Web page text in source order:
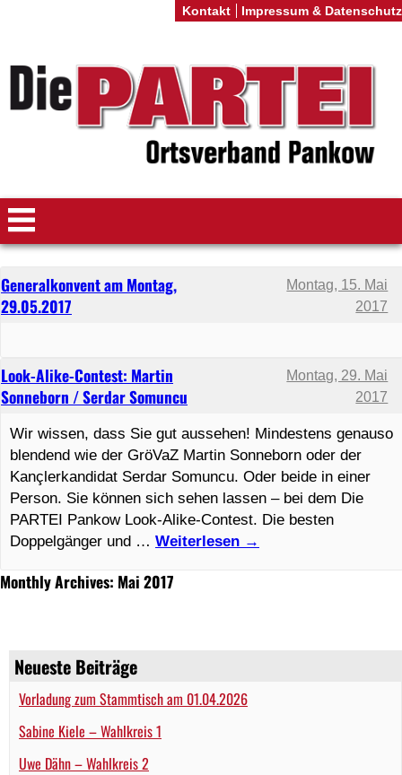
Neueste Beiträge
Vorladung zum Stammtisch am 01.04.2026
Sabine Kiele – Wahlkreis 1
Uwe Dähn – Wahlkreis 2
Monthly Archives: Mai 2017
Look-Alike-Contest: Martin
Sonneborn / Serdar Somuncu
Montag, 29. Mai
2017
Wir wissen, dass Sie gut aussehen! Mindestens genauso
blendend wie der GröVaZ Martin Sonneborn oder der
Kançlerkandidat Serdar Somuncu. Oder beide in einer
Person. Sie können sich sehen lassen – bei dem Die
PARTEI Pankow Look-Alike-Contest. Die besten
Doppelgänger und … Weiterlesen →
Generalkonvent am Montag,
29.05.2017
Montag, 15. Mai
2017
Kontakt Impressum & Datenschutz